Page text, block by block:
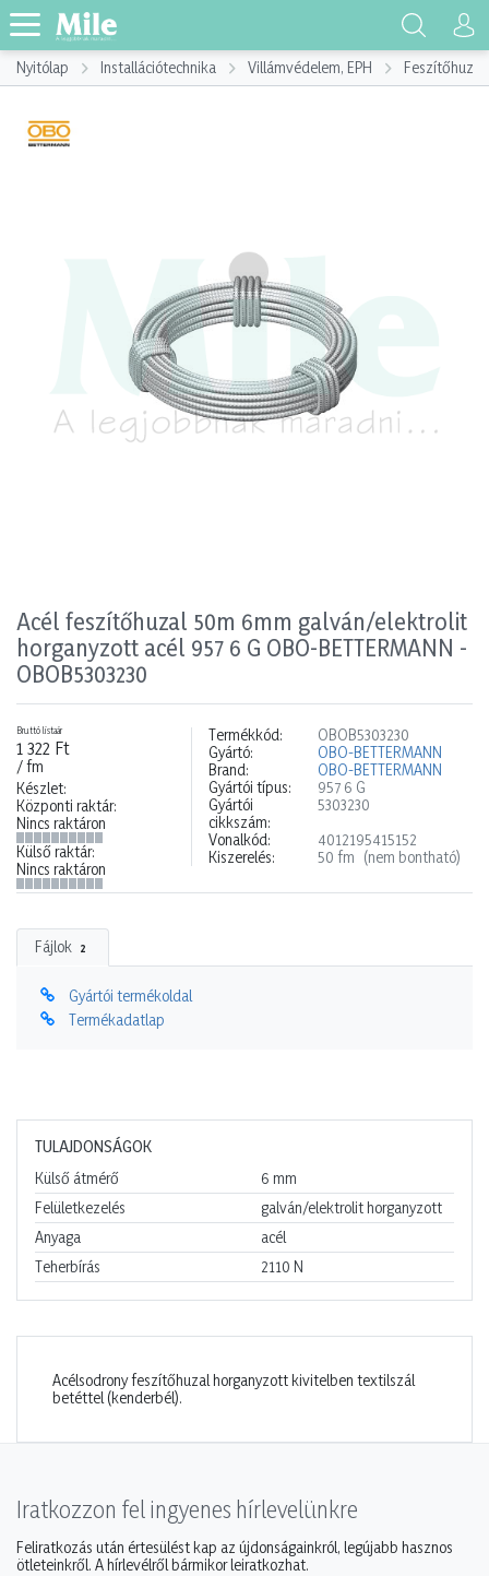
Nyitólap Installációtechnika Villámvédelem, EPH
Acél feszítőhuzal 50m 6mm galván/elektrolit
horganyzott acél 957 6 G OBO-BETTERMANN -
OBOB5303230
Bruttó listaár
1 322 Ft
/ fm
Készlet:
Központi raktár:
Nincs raktáron
Külső raktár:
Nincs raktáron
Termékkód:
OBOB5303230
Gyártó:
OBO-BETTERMANN
Brand:
OBO-BETTERMANN
Gyártói típus:
957 6 G
Gyártói
cikkszám:
5303230
Vonalkód:
4012195415152
Kiszerelés:
50 fm (nem bontható)
Fájlok 2
Gyártói termékoldal
Termékadatlap
TULAJDONSÁGOK
Külső átmérő
6 mm
Felületkezelés
galván/elektrolit horganyzott
Anyaga
acél
Teherbírás
2110 N
Acélsodrony feszítőhuzal horganyzott kivitelben textilszál
betéttel (kenderbél).
Iratkozzon fel ingyenes hírlevelünkre
Feliratkozás után értesülést kap az újdonságainkról, legújabb hasznos
ötleteinkről. A hírlevélről bármikor leiratkozhat.